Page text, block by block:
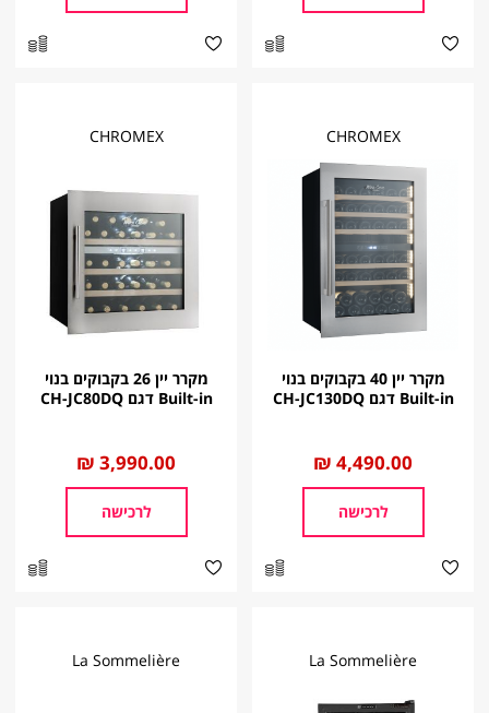
CHROMEX
‬‬‬‬‬‬‬‬‬‬‬‬‬‬‬‬‬‬‬‬‬מקרר יין 40 בקבוקים בנוי
Built-in דגם CH-JC130DQ
החל
מ
4,490.00 ₪
לרכישה
CHROMEX
‬‬‬‬‬‬‬‬‬‬‬‬‬‬‬‬‬‬‬‬‬מקרר יין 26 בקבוקים בנוי
Built-in דגם CH-JC80DQ
החל
מ
3,990.00 ₪
לרכישה
La Sommelière
La Sommelière